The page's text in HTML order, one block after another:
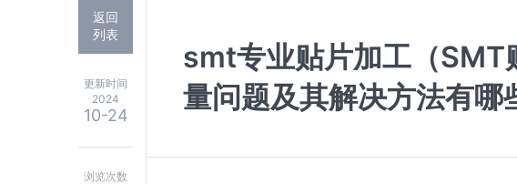
返回
列表
更新时间
2024
10-24
浏览次数
smt专业贴片加工（SMT
量问题及其解决方法有哪